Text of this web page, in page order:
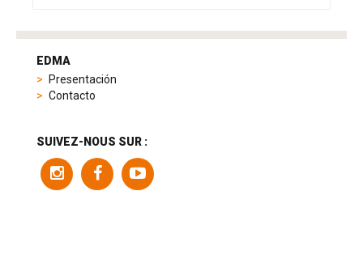
tag
product
EDMA
Presentación
Contacto
SUIVEZ-NOUS SUR :